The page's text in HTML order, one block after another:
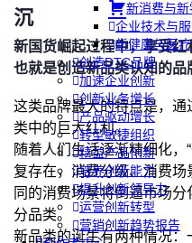
新消费与新
企业技术与
新健康与医疗
创造DTC品牌
加速企业创新
创新业务增长
产品驱动增长
转型敏捷组织
精益产品创新
培养创新能力
提升创新领导力
运营创新转型
营销创新趋势报告
沉
新国货崛起过程中，享受红
也就是创造新品类认知的品
这类品牌最大的特点是，
类中的巨大红利。
随着人们生活逐渐精细化，
复存在，消费分级、消费
同的消费场景将倒逼市场
分品类。
新品类的诞生有两种情况